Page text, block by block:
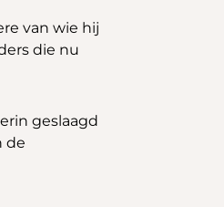
van wie hij
die nu
geslaagd
de